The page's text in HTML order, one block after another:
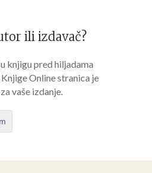
ili izdavač?
knjigu pred hiljadama
Online stranica je
vaše izdanje.